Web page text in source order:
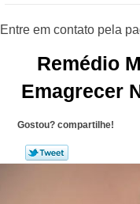
Remédio
Emagrecer
Gostou? compartilhe!